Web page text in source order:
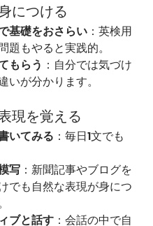
につける
基礎をおさらい ：英検用
題もやると実践的。
もらう ：自分では気づけ
いが分かります。
現を覚える
いてみる ：毎日1文でも
写 ：新聞記事やブログを
でも自然な表現が身につ
ブと話す ：会話の中で自